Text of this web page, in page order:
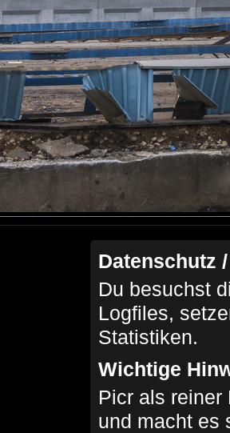
Datenschutz
Du besuchst
Logfiles,
Statistiken.
Wichtige
Picr als reiner
und macht es